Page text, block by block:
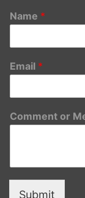
Name *
Email *
Comment or
Submit